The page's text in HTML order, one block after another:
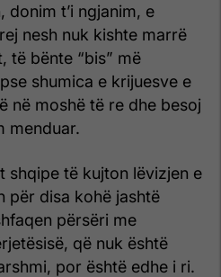
donim t’i ngjanim, e
nesh nuk kishte marrë
të bënte “bis” më
shumica e krijuesve e
në moshë të re dhe besoj
menduar.
shqipe të kujton lëvizjen e
për disa kohë jashtë
përsëri me
që nuk është
por është edhe i ri.